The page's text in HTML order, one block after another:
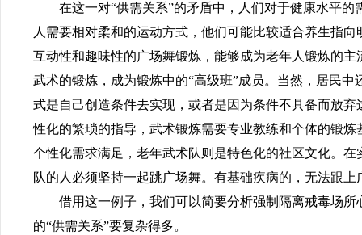
在这一对“供需关系”的矛盾中，人们对于健康水平
人需要相对柔和的运动方式，他们可能比较适合养生指
互动性和趣味性的广场舞锻炼，能够成为老年人锻炼的
武术的锻炼，成为锻炼中的“高级班”成员。当然，居民
式是自己创造条件去实现，或者是因为条件不具备而放
性化的繁琐的指导，武术锻炼需要专业教练和个体的锻
个性化需求满足，老年武术队则是特色化的社区文化。
队的人必须坚持一起跳广场舞。有基础疾病的，无法跟
借用这一例子，我们可以简要分析强制隔离戒毒场所
的“供需关系”要复杂得多。